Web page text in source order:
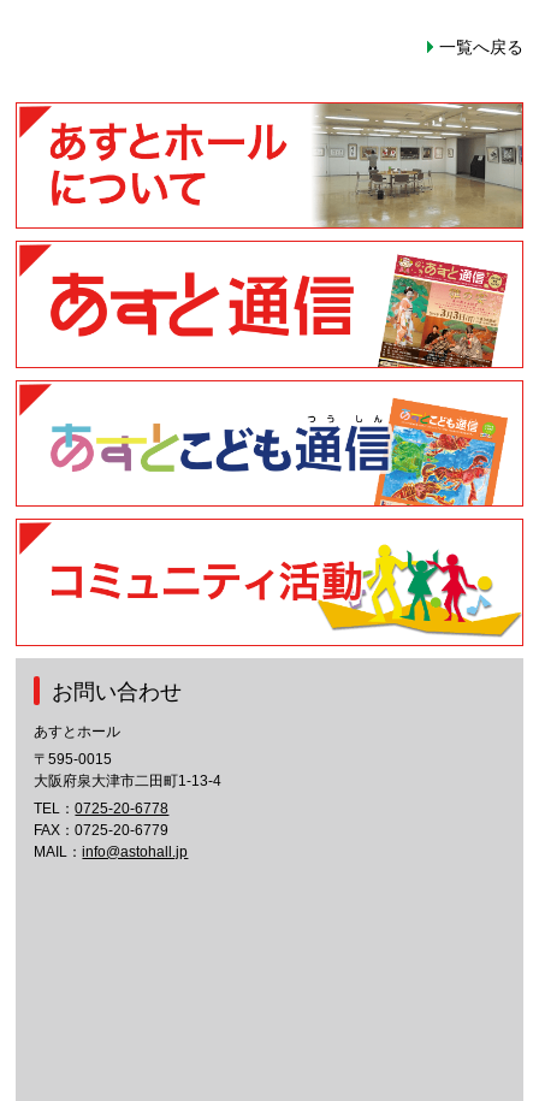
一覧へ戻る
お問い合わせ
あすとホール
〒595-0015
大阪府泉大津市二田町1-13-4
TEL：0725-20-6778
FAX：0725-20-6779
MAIL：info@astohall.jp